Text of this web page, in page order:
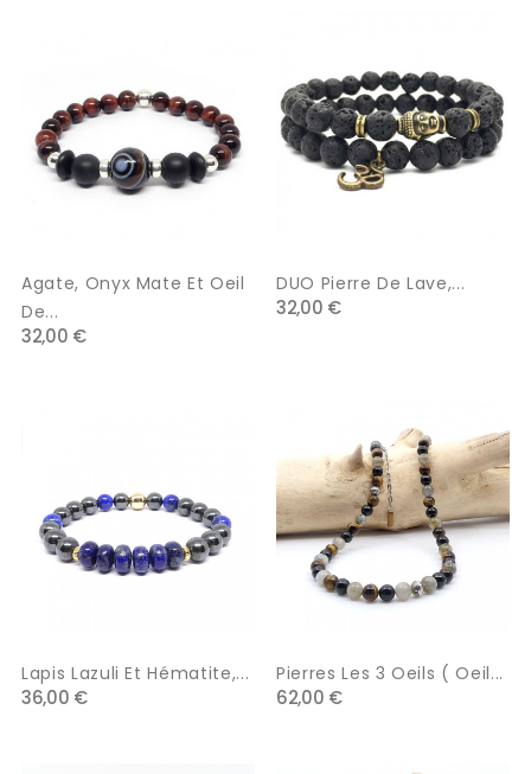
Agate, Onyx Mate Et Oeil
De...
32,00 €
DUO Pierre De Lave,...
32,00 €
Lapis Lazuli Et Hématite,...
36,00 €
Pierres Les 3 Oeils ( Oeil...
62,00 €